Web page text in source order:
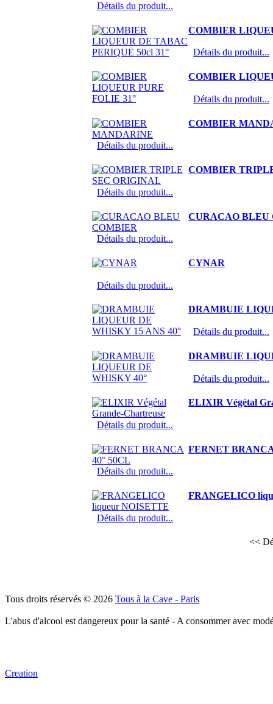
Détails du produit...
COMBIER
Détails du produit...
COMBIER
Détails du produit...
COMBIER
Détails du produit...
COMBIER
Détails du produit...
CURACAO BLEU
Détails du produit...
CYNAR
Détails du produit...
DRAMBUIE
Détails du produit...
DRAMBUIE
Détails du produit...
ELIXIR Végétal
Détails du produit...
FERNET
Détails du produit...
FRANGELICO
Détails du produit...
<<
Tous droits réservés © 2026 Tous à la Cave - Paris
L'abus d'alcool est dangereux pour la santé - A consommer avec
Creation